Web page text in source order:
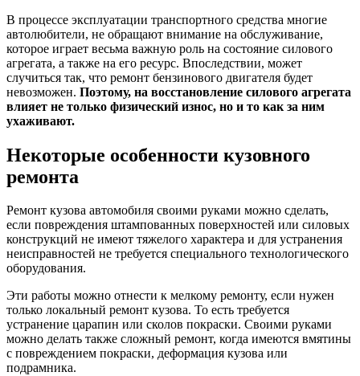
В процессе эксплуатации транспортного средства многие
автолюбители, не обращают внимание на обслуживание,
которое играет весьма важную роль на состояние силового
агрегата, а также на его ресурс. Впоследствии, может
случиться так, что ремонт бензинового двигателя будет
невозможен. Поэтому, на восстановление силового агрегата
влияет не только физический износ, но и то как за ним
ухаживают.
Некоторые особенности кузовного
ремонта
Ремонт кузова автомобиля своими руками можно сделать,
если повреждения штампованных поверхностей или силовых
конструкций не имеют тяжелого характера и для устранения
неисправностей не требуется специального технологического
оборудования.
Эти работы можно отнести к мелкому ремонту, если нужен
только локальный ремонт кузова. То есть требуется
устранение царапин или сколов покраски. Своими руками
можно делать также сложный ремонт, когда имеются вмятины
с повреждением покраски, деформация кузова или
подрамника.